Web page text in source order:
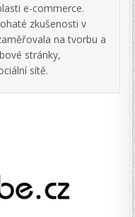
e-commerce.
zkušenosti v
na tvorbu a
stránky,
sítě.